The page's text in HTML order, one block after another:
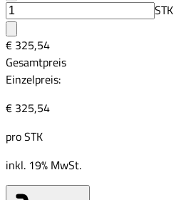
STK
€ 325,54
Gesamtpreis
Einzelpreis:
€ 325,54
proSTK
inkl. 19% MwSt.